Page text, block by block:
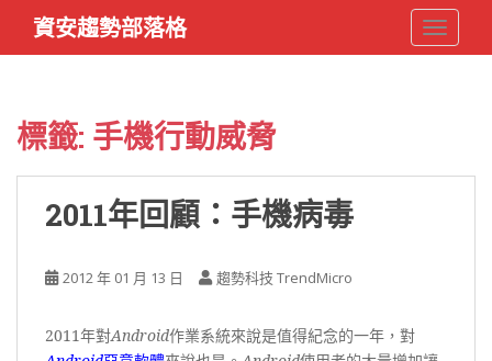
i
資安趨勢部落格
標籤: 手機行動威脅
2011年回顧：手機病毒
2012 年 01 月 13 日 趨勢科技 TrendMicro
2011年對Android作業系統來說是值得紀念的一年，對